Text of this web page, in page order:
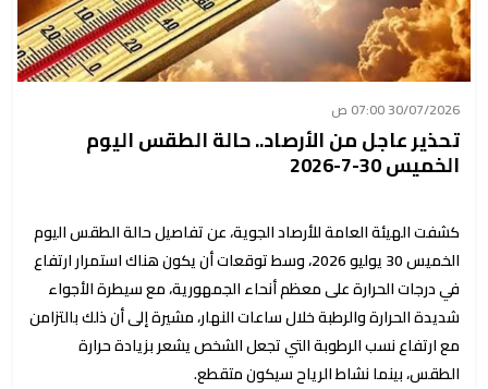
30/07/2026 07:00 ص
تحذير عاجل من الأرصاد.. حالة الطقس اليوم
الخميس 30-7-2026
كشفت الهيئة العامة للأرصاد الجوية، عن تفاصيل حالة الطقس اليوم
الخميس 30 يوليو 2026، وسط توقعات أن يكون هناك استمرار ارتفاع
في درجات الحرارة على معظم أنحاء الجمهورية، مع سيطرة الأجواء
شديدة الحرارة والرطبة خلال ساعات النهار، مشيرة إلى أن ذلك بالتزامن
مع ارتفاع نسب الرطوبة التي تجعل الشخص يشعر بزيادة حرارة
الطقس، بينما نشاط الرياح سيكون متقطع.